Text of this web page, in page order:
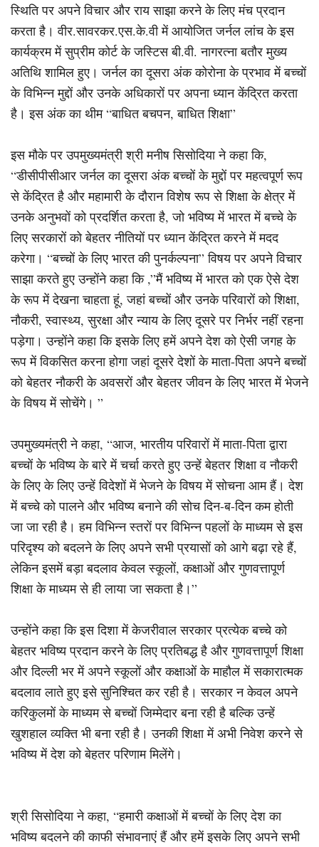
स्थिति पर अपने विचार और राय साझा करने के लिए मंच प्रदान
करता है। वीर.सावरकर.एस.के.वी में आयोजित जर्नल लांच के इस
कार्यक्रम में सुप्रीम कोर्ट के जस्टिस बी.वी. नागरत्ना बतौर मुख्य
अतिथि शामिल हुए। जर्नल का दूसरा अंक कोरोना के प्रभाव में बच्चों
के विभिन्न मुद्दों और उनके अधिकारों पर अपना ध्यान केंद्रित करता
है। इस अंक का थीम “बाधित बचपन, बाधित शिक्षा”
इस मौके पर उपमुख्यमंत्री श्री मनीष सिसोदिया ने कहा कि,
“डीसीपीसीआर जर्नल का दूसरा अंक बच्चों के मुद्दों पर महत्वपूर्ण रूप
से केंद्रित है और महामारी के दौरान विशेष रूप से शिक्षा के क्षेत्र में
उनके अनुभवों को प्रदर्शित करता है, जो भविष्य में भारत में बच्चे के
लिए सरकारों को बेहतर नीतियों पर ध्यान केंद्रित करने में मदद
करेगा। “बच्चों के लिए भारत की पुनर्कल्पना” विषय पर अपने विचार
साझा करते हुए उन्होंने कहा कि ,”मैं भविष्य में भारत को एक ऐसे देश
के रूप में देखना चाहता हूं, जहां बच्चों और उनके परिवारों को शिक्षा,
नौकरी, स्वास्थ्य, सुरक्षा और न्याय के लिए दूसरे पर निर्भर नहीं रहना
पड़ेगा। उन्होंने कहा कि इसके लिए हमें अपने देश को ऐसी जगह के
रूप में विकसित करना होगा जहां दूसरे देशों के माता-पिता अपने बच्चों
को बेहतर नौकरी के अवसरों और बेहतर जीवन के लिए भारत में भेजने
के विषय में सोचेंगे। ”
उपमुख्यमंत्री ने कहा, “आज, भारतीय परिवारों में माता-पिता द्वारा
बच्चों के भविष्य के बारे में चर्चा करते हुए उन्हें बेहतर शिक्षा व नौकरी
के लिए के लिए उन्हें विदेशों में भेजने के विषय में सोचना आम हैं। देश
में बच्चे को पालने और भविष्य बनाने की सोच दिन-ब-दिन कम होती
जा जा रही है। हम विभिन्न स्तरों पर विभिन्न पहलों के माध्यम से इस
परिदृश्य को बदलने के लिए अपने सभी प्रयासों को आगे बढ़ा रहे हैं,
लेकिन इसमें बड़ा बदलाव केवल स्कूलों, कक्षाओं और गुणवत्तापूर्ण
शिक्षा के माध्यम से ही लाया जा सकता है।”
उन्होंने कहा कि इस दिशा में केजरीवाल सरकार प्रत्येक बच्चे को
बेहतर भविष्य प्रदान करने के लिए प्रतिबद्ध है और गुणवत्तापूर्ण शिक्षा
और दिल्ली भर में अपने स्कूलों और कक्षाओं के माहौल में सकारात्मक
बदलाव लाते हुए इसे सुनिश्चित कर रही है। सरकार न केवल अपने
करिकुलमों के माध्यम से बच्चों जिम्मेदार बना रही है बल्कि उन्हें
खुशहाल व्यक्ति भी बना रही है। उनकी शिक्षा में अभी निवेश करने से
भविष्य में देश को बेहतर परिणाम मिलेंगे।
श्री सिसोदिया ने कहा, “हमारी कक्षाओं में बच्चों के लिए देश का
भविष्य बदलने की काफी संभावनाएं हैं और हमें इसके लिए अपने सभी